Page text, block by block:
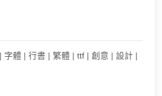
| 字體 | 行書 | 繁體 | ttf | 創意 | 設計 |